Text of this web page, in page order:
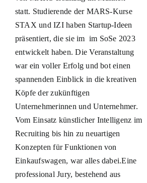
statt. Studierende der MARS-Kurse
STAX und IZI haben Startup-Ideen
präsentiert, die sie im im SoSe 2023
entwickelt haben. Die Veranstaltung
war ein voller Erfolg und bot einen
spannenden Einblick in die kreativen
Köpfe der zukünftigen
Unternehmerinnen und Unternehmer.
Vom Einsatz künstlicher Intelligenz im
Recruiting bis hin zu neuartigen
Konzepten für Funktionen von
Einkaufswagen, war alles dabei.Eine
professional Jury, bestehend aus